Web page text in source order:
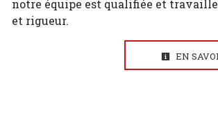
notre équipe est qualifiée et
et rigueur.
EN